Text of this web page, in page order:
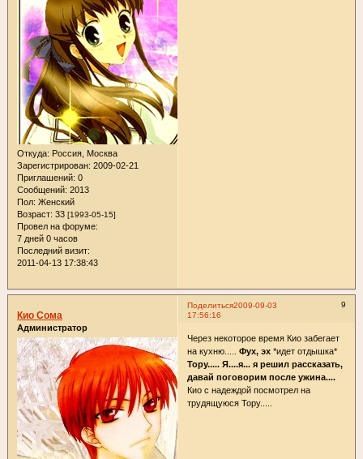
Откуда: Россия, Москва
Зарегистрирован: 2009-02-21
Приглашений: 0
Сообщений: 2013
Пол: Женский
Возраст: 33 [1993-05-15]
Провел на форуме:
7 дней 0 часов
Последний визит:
2011-04-13 17:38:43
Поделиться 9
2009-09-03
17:56:16
Кио Сома
Администратор
Через некоторое время Кио забегает
на кухню..... Фух, эх*идет отдышка*
Тору..... Я....я... я решил рассказать,
давай поговорим после ужина....
Кио с надеждой посмотрел на
трудящуюся Тору.....